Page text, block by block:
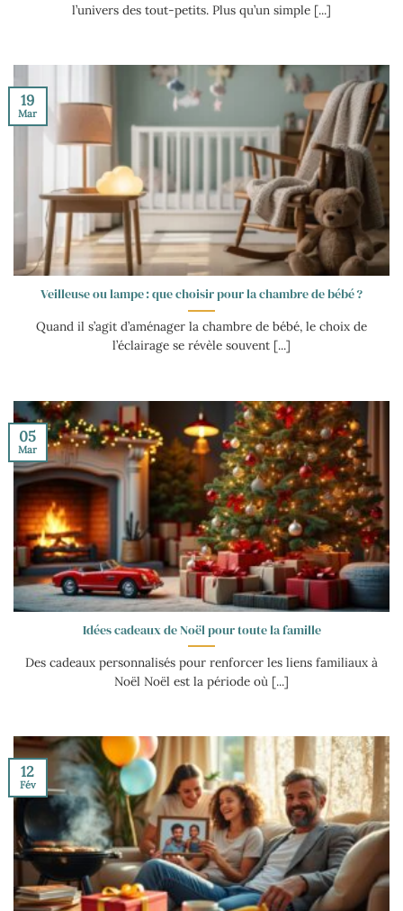
l’univers des tout-petits. Plus qu’un simple [...]
Veilleuse ou lampe : que choisir pour la chambre de bébé ?
Quand il s’agit d’aménager la chambre de bébé, le choix de
l’éclairage se révèle souvent [...]
19
Mar
Idées cadeaux de Noël pour toute la famille
Des cadeaux personnalisés pour renforcer les liens familiaux à
Noël Noël est la période où [...]
05
Mar
12
Fév